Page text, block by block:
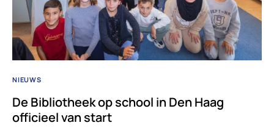
NIEUWS
De Bibliotheek op school in Den Haag
officieel van start